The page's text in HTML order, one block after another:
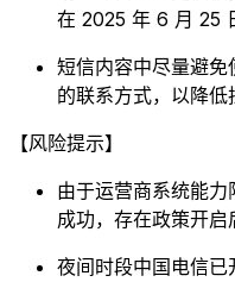
在 2025 年 6 月 25
短信内容中尽量避
的联系方式，以降低
【风险提示】
由于运营商系统能
成功，存在政策开启
夜间时段中国电信